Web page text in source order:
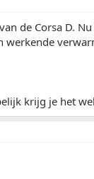
de Corsa D.
werkende
krijg je het